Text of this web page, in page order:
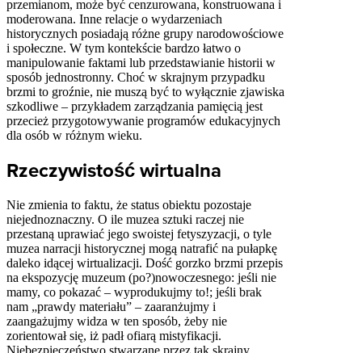
przemianom, może być cenzurowana, konstruowana i
moderowana. Inne relacje o wydarzeniach
historycznych posiadają różne grupy narodowościowe
i społeczne. W tym kontekście bardzo łatwo o
manipulowanie faktami lub przedstawianie historii w
sposób jednostronny. Choć w skrajnym przypadku
brzmi to groźnie, nie muszą być to wyłącznie zjawiska
szkodliwe – przykładem zarządzania pamięcią jest
przecież przygotowywanie programów edukacyjnych
dla osób w różnym wieku.
Rzeczywistość wirtualna
Nie zmienia to faktu, że status obiektu pozostaje
niejednoznaczny. O ile muzea sztuki raczej nie
przestaną uprawiać jego swoistej fetyszyzacji, o tyle
muzea narracji historycznej mogą natrafić na pułapkę
daleko idącej wirtualizacji. Dość gorzko brzmi przepis
na ekspozycję muzeum (po?)nowoczesnego: jeśli nie
mamy, co pokazać – wyprodukujmy to!; jeśli brak
nam „prawdy materiału” – zaaranżujmy i
zaangażujmy widza w ten sposób, żeby nie
zorientował się, iż padł ofiarą mistyfikacji.